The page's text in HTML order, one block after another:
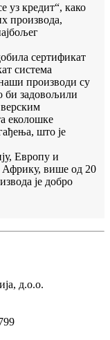
уз кредит“, како
производа,
сертификат
система
производи су
би задовољили
еколошке
што је
Европу и
више од 20
је добро
д.о.о.